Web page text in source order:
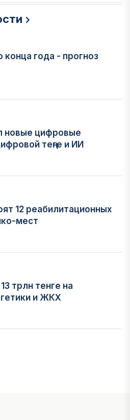
конца года - прогноз
новые цифровые
теңге и ИИ
12 реабилитационных
мест
трлн тенге на
и ЖКХ